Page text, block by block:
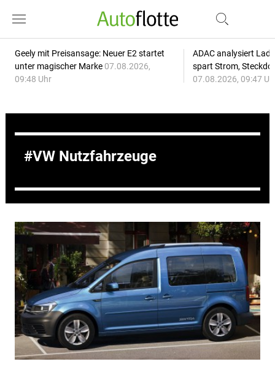
Geely mit Preisansage: Neuer E2 startet
unter magischer Marke 07.08.2026,
09:48 Uhr
ADAC analysiert
spart Strom,
07.08.2026, 09:47
VW Nutzfahrzeuge